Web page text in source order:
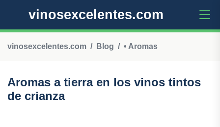
vinosexcelentes.com
vinosexcelentes.com Blog • Aromas
Aromas a tierra en los vinos tintos
de crianza